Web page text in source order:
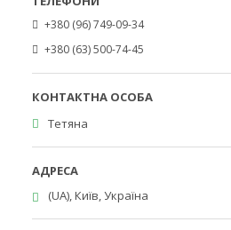
+380 (96) 749-09-34
+380 (63) 500-74-45
Тетяна
(UA), Київ, Україна